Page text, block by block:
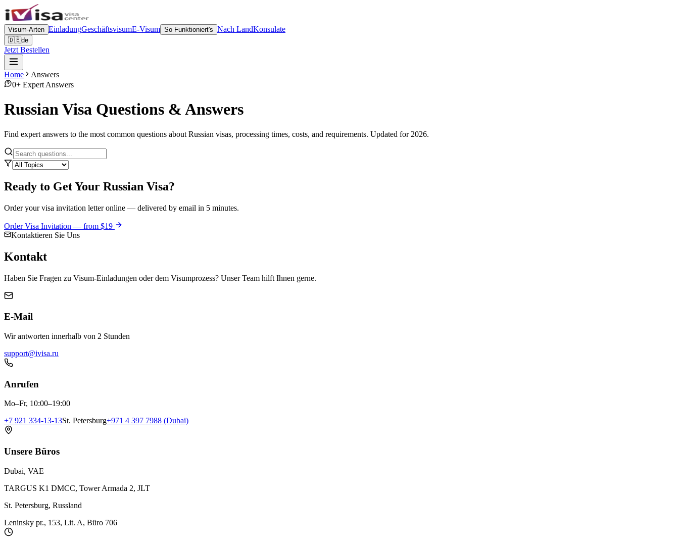
Visum-Arten EinladungGeschäftsvisumE-Visum So Funktioniert's Nach LandKonsulate
🇩🇪de
Jetzt Bestellen
Home
Answers
0+ Expert Answers
Russian Visa Questions & Answers
Find expert answers to the most common questions about Russian visas, processing times, costs, and requirements. Updated for 2026.
Ready to Get Your Russian Visa?
Order your visa invitation letter online — delivered by email in 5 minutes.
Order Visa Invitation — from $19
Kontaktieren Sie Uns
Kontakt
Haben Sie Fragen zu Visum-Einladungen oder dem Visumprozess? Unser Team hilft Ihnen gerne.
E-Mail
Wir antworten innerhalb von 2 Stunden
support@ivisa.ru
Anrufen
Mo–Fr, 10:00–19:00
+7 921 334-13-13St. Petersburg+971 4 397 7988 (Dubai)
Unsere Büros
Dubai, VAE
TARGUS K1 DMCC, Tower Armada 2, JLT
St. Petersburg, Russland
Leninsky pr., 153, Lit. A, Büro 706